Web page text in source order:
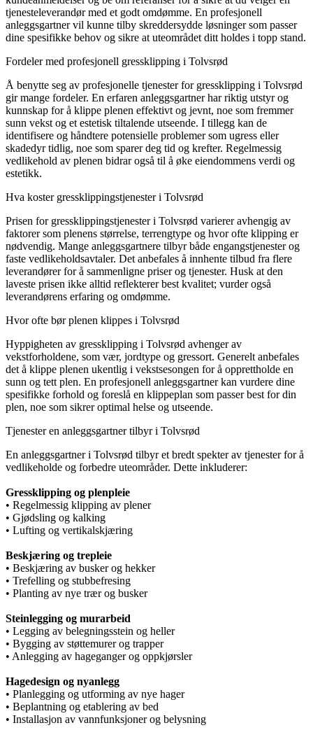
tjenesteleverandør med et godt omdømme. En profesjonell
anleggsgartner vil kunne tilby skreddersydde løsninger som passer
dine spesifikke behov og sikre at uteområdet ditt holdes i topp stand.
Fordeler med profesjonell gressklipping i Tolvsrød
Å benytte seg av profesjonelle tjenester for gressklipping i Tolvsrød
gir mange fordeler. En erfaren anleggsgartner har riktig utstyr og
kunnskap for å klippe plenen effektivt og jevnt, noe som fremmer
sunn vekst og et estetisk tiltalende utseende. I tillegg kan de
identifisere og håndtere potensielle problemer som ugress eller
skadedyr tidlig, noe som sparer deg tid og krefter. Regelmessig
vedlikehold av plenen bidrar også til å øke eiendommens verdi og
estetikk.
Hva koster gressklippingstjenester i Tolvsrød
Prisen for gressklippingstjenester i Tolvsrød varierer avhengig av
faktorer som plenens størrelse, terrengtype og hvor ofte klipping er
nødvendig. Mange anleggsgartnere tilbyr både engangstjenester og
faste vedlikeholdsavtaler. Det anbefales å innhente tilbud fra flere
leverandører for å sammenligne priser og tjenester. Husk at den
laveste prisen ikke alltid reflekterer best kvalitet; vurder også
leverandørens erfaring og omdømme.
Hvor ofte bør plenen klippes i Tolvsrød
Hyppigheten av gressklipping i Tolvsrød avhenger av
vekstforholdene, som vær, jordtype og gressort. Generelt anbefales
det å klippe plenen ukentlig i vekstsesongen for å opprettholde en
sunn og tett plen. En profesjonell anleggsgartner kan vurdere dine
spesifikke forhold og foreslå en klippeplan som passer best for din
plen, noe som sikrer optimal helse og utseende.
Tjenester en anleggsgartner tilbyr i Tolvsrød
En anleggsgartner i Tolvsrød tilbyr et bredt spekter av tjenester for å
vedlikeholde og forbedre uteområder. Dette inkluderer:
Gressklipping og plenpleie
• Regelmessig klipping av plener
• Gjødsling og kalking
• Lufting og vertikalskjæring
Beskjæring og trepleie
• Beskjæring av busker og hekker
• Trefelling og stubbefresing
• Planting av nye trær og busker
Steinlegging og murarbeid
• Legging av belegningsstein og heller
• Bygging av støttemurer og trapper
• Anlegging av hageganger og oppkjørsler
Hagedesign og nyanlegg
• Planlegging og utforming av nye hager
• Beplantning og etablering av bed
• Installasjon av vannfunksjoner og belysning